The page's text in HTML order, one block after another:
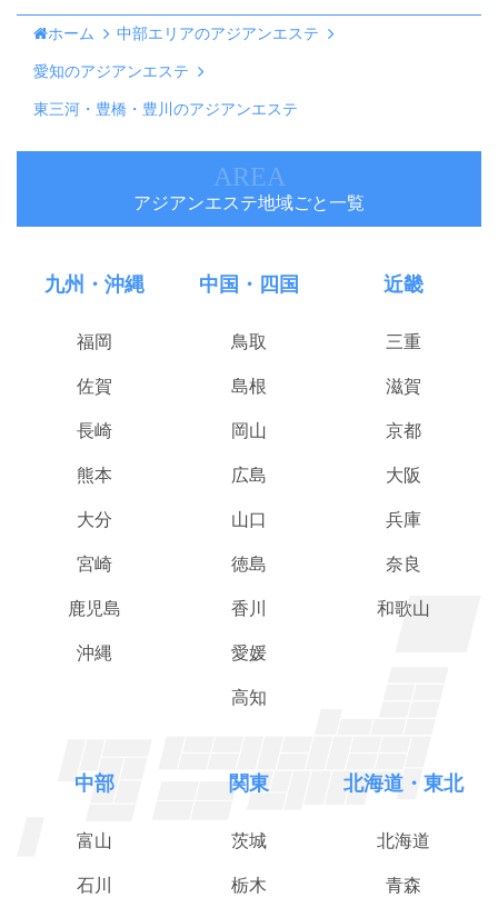
ホーム 中部エリアのアジアンエステ
愛知のアジアンエステ
東三河・豊橋・豊川のアジアンエステ
AREA
アジアンエステ地域ごと一覧
九州・沖縄
福岡
佐賀
長崎
熊本
大分
宮崎
鹿児島
沖縄
中国・四国
鳥取
島根
岡山
広島
山口
徳島
香川
愛媛
高知
近畿
三重
滋賀
京都
大阪
兵庫
奈良
和歌山
中部
富山
石川
関東
茨城
栃木
北海道・東北
北海道
青森